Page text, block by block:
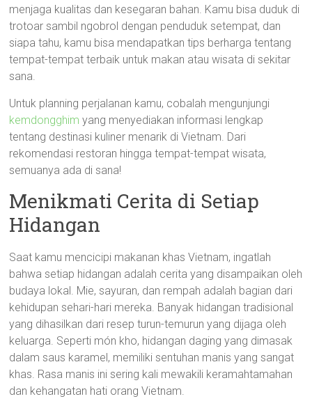
menjaga kualitas dan kesegaran bahan. Kamu bisa duduk di
trotoar sambil ngobrol dengan penduduk setempat, dan
siapa tahu, kamu bisa mendapatkan tips berharga tentang
tempat-tempat terbaik untuk makan atau wisata di sekitar
sana.
Untuk planning perjalanan kamu, cobalah mengunjungi
kemdongghim yang menyediakan informasi lengkap
tentang destinasi kuliner menarik di Vietnam. Dari
rekomendasi restoran hingga tempat-tempat wisata,
semuanya ada di sana!
Menikmati Cerita di Setiap
Hidangan
Saat kamu mencicipi makanan khas Vietnam, ingatlah
bahwa setiap hidangan adalah cerita yang disampaikan oleh
budaya lokal. Mie, sayuran, dan rempah adalah bagian dari
kehidupan sehari-hari mereka. Banyak hidangan tradisional
yang dihasilkan dari resep turun-temurun yang dijaga oleh
keluarga. Seperti món kho, hidangan daging yang dimasak
dalam saus karamel, memiliki sentuhan manis yang sangat
khas. Rasa manis ini sering kali mewakili keramahtamahan
dan kehangatan hati orang Vietnam.